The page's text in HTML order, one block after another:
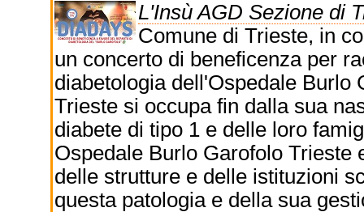
L'Insù AGD Sezione di
Comune di Trieste, in
un concerto di beneficenza per
diabetologia dell'Ospedale Burlo
Trieste si occupa fin dalla sua
diabete di tipo 1 e delle loro
Ospedale Burlo Garofolo Trieste
delle strutture e delle istituzioni
questa patologia e della sua